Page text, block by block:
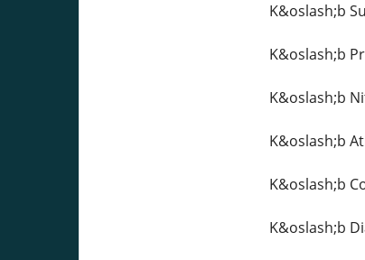
K&oslash;b
K&oslash;b
K&oslash;b
K&oslash;b
K&oslash;b
K&oslash;b